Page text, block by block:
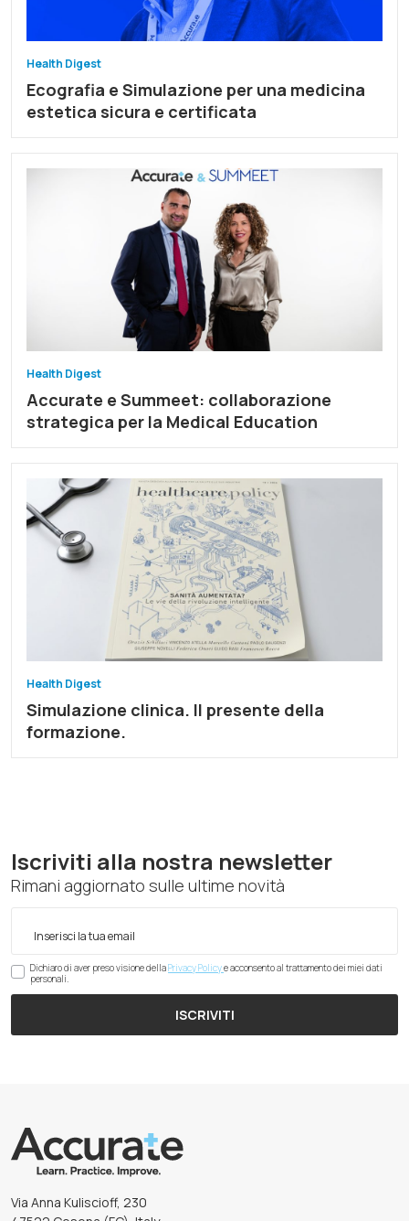
Health Digest
Ecografia e Simulazione per una medicina
estetica sicura e certificata
Health Digest
Accurate e Summeet: collaborazione
strategica per la Medical Education
Health Digest
Simulazione clinica. Il presente della
formazione.
Iscriviti alla nostra newsletter
Rimani aggiornato sulle ultime novità
Dichiaro di aver preso visione dellaPrivacy Policye acconsento al trattamento dei miei dati
personali.
ISCRIVITI
Via Anna Kuliscioff, 230